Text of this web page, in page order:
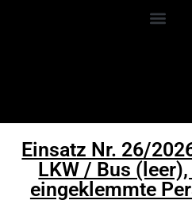
Einsatz Nr. 26/
LKW / Bus
eingeklemmte